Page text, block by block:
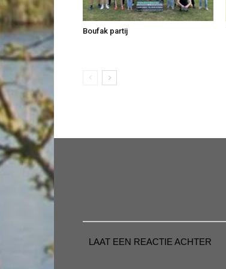
Boufak partij
LAAT EEN REACTIE ACHTER